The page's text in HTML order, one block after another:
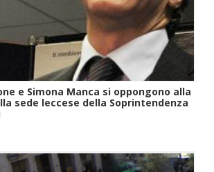
e Simona Manca si oppongono alla
sede leccese della Soprintendenza